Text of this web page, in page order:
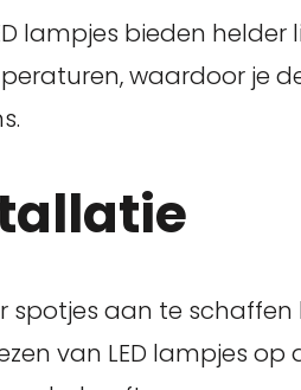
lampjes bieden helder
waardoor je
spotjes aan te schaffen
van LED lampjes op